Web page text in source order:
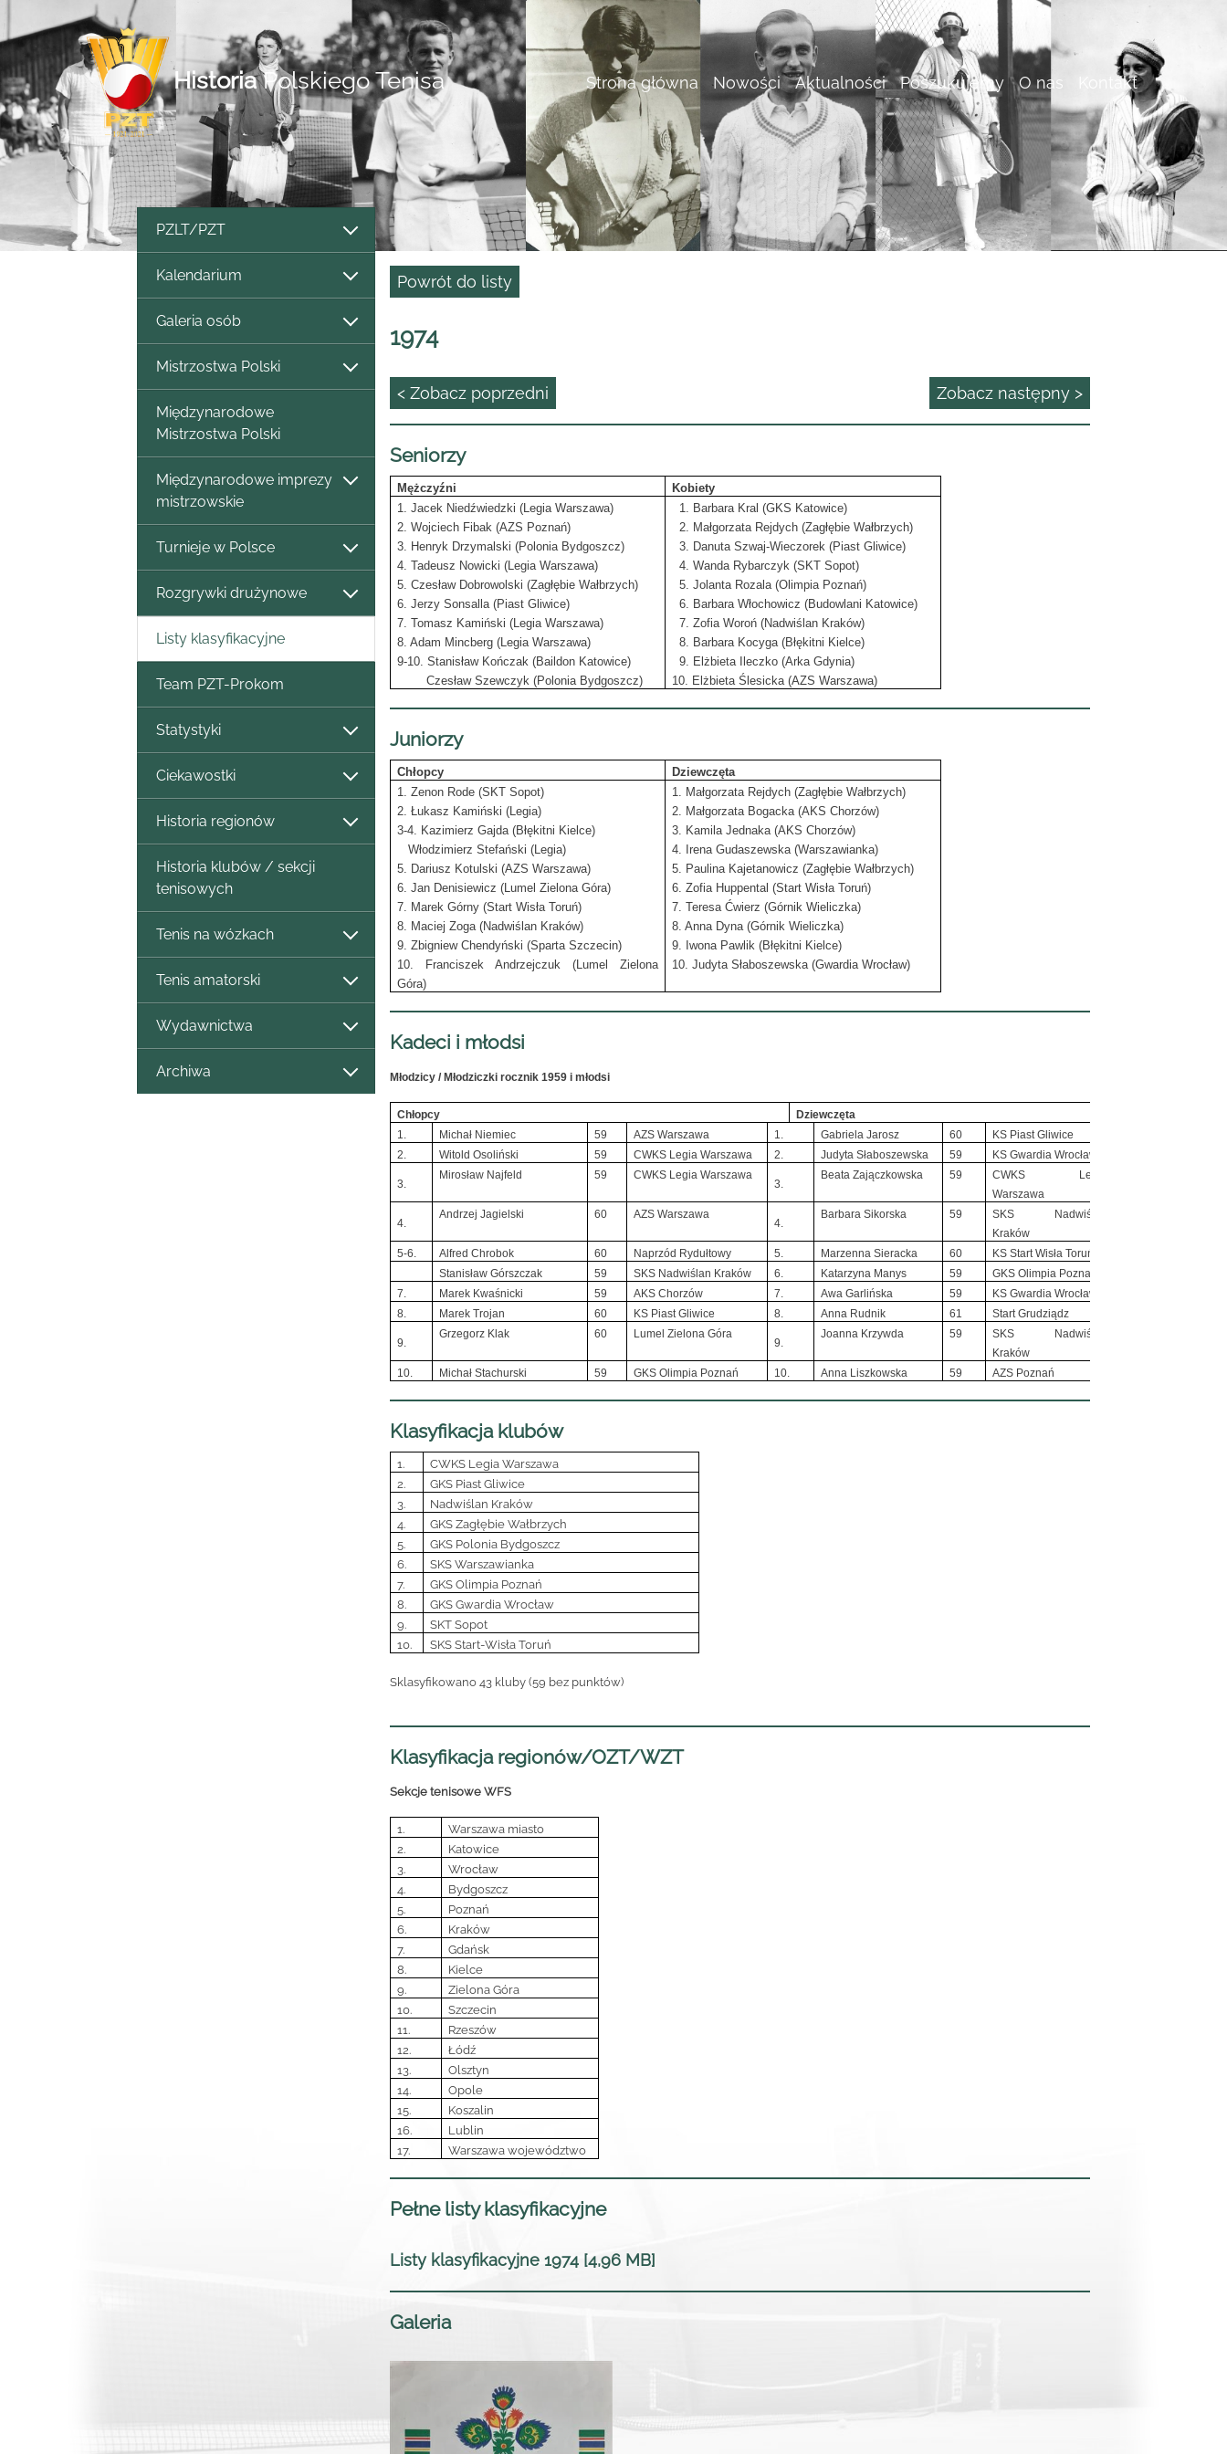
HistoriaPolskiego Tenisa Strona główna Nowości Aktualności Poszukujemy O nas Kontakt
PZLT/PZT
Kalendarium
Galeria osób
Mistrzostwa Polski
Międzynarodowe
Mistrzostwa Polski
Międzynarodowe imprezy
mistrzowskie
Turnieje w Polsce
Rozgrywki drużynowe
Listy klasyfikacyjne
Team PZT-Prokom
Statystyki
Ciekawostki
Historia regionów
Historia klubów / sekcji
tenisowych
Tenis na wózkach
Tenis amatorski
Wydawnictwa
Archiwa
Powrót do listy
1974
< Zobacz poprzedni Zobacz następny >
Seniorzy
Mężczyźni
Kobiety
1. Jacek Niedźwiedzki (Legia Warszawa)
2. Wojciech Fibak (AZS Poznań)
3. Henryk Drzymalski (Polonia Bydgoszcz)
4. Tadeusz Nowicki (Legia Warszawa)
5. Czesław Dobrowolski (Zagłębie Wałbrzych)
6. Jerzy Sonsalla (Piast Gliwice)
7. Tomasz Kamiński (Legia Warszawa)
8. Adam Mincberg (Legia Warszawa)
9-10. Stanisław Kończak (Baildon Katowice)
Czesław Szewczyk (Polonia Bydgoszcz)
1. Barbara Kral (GKS Katowice)
2. Małgorzata Rejdych (Zagłębie Wałbrzych)
3. Danuta Szwaj-Wieczorek (Piast Gliwice)
4. Wanda Rybarczyk (SKT Sopot)
5. Jolanta Rozala (Olimpia Poznań)
6. Barbara Włochowicz (Budowlani Katowice)
7. Zofia Woroń (Nadwiślan Kraków)
8. Barbara Kocyga (Błękitni Kielce)
9. Elżbieta Ileczko (Arka Gdynia)
10. Elżbieta Ślesicka (AZS Warszawa)
Juniorzy
Chłopcy
Dziewczęta
1. Zenon Rode (SKT Sopot)
2. Łukasz Kamiński (Legia)
3-4. Kazimierz Gajda (Błękitni Kielce)
Włodzimierz Stefański (Legia)
5. Dariusz Kotulski (AZS Warszawa)
6. Jan Denisiewicz (Lumel Zielona Góra)
7. Marek Górny (Start Wisła Toruń)
8. Maciej Zoga (Nadwiślan Kraków)
9. Zbigniew Chendyński (Sparta Szczecin)
10. Franciszek Andrzejczuk (Lumel Zielona
Góra)
1. Małgorzata Rejdych (Zagłębie Wałbrzych)
2. Małgorzata Bogacka (AKS Chorzów)
3. Kamila Jednaka (AKS Chorzów)
4. Irena Gudaszewska (Warszawianka)
5. Paulina Kajetanowicz (Zagłębie Wałbrzych)
6. Zofia Huppental (Start Wisła Toruń)
7. Teresa Ćwierz (Górnik Wieliczka)
8. Anna Dyna (Górnik Wieliczka)
9. Iwona Pawlik (Błękitni Kielce)
10. Judyta Słaboszewska (Gwardia Wrocław)
Kadeci i młodsi
Młodzicy / Młodziczki rocznik 1959 i młodsi
Chłopcy
Dziewczęta
1.
Michał Niemiec 59 AZS Warszawa 1. Gabriela Jarosz 60
KS Piast Gliwice
2.
Witold Osoliński 59 CWKS Legia Warszawa 2. Judyta Słaboszewska 59 KS Gwardia Wrocław
3.
Mirosław Najfeld 59 CWKS Legia Warszawa
3.
Beata Zajączkowska 59
CWKS Legia
Warszawa
4.
Andrzej Jagielski 60 AZS Warszawa
4.
Barbara Sikorska 59
SKS Nadwiślan
Kraków
5-6.
Alfred Chrobok 60 Naprzód Rydułtowy 5. Marzenna Sieracka 60
KS Start Wisła Toruń
Stanisław Górszczak
59 SKS Nadwiślan Kraków 6. Katarzyna Manys 59
GKS Olimpia Poznań
7.
Marek Kwaśnicki 59 AKS Chorzów 7. Awa Garlińska 59
KS Gwardia Wrocław
8.
Marek Trojan 60 KS Piast Gliwice 8. Anna Rudnik 61 Start Grudziądz
9.
Grzegorz Klak 60 Lumel Zielona Góra
9.
Joanna Krzywda 59
SKS Nadwiślan
Kraków
10.
Michał Stachurski 59 GKS Olimpia Poznań 10. Anna Liszkowska 59 AZS Poznań
Klasyfikacja klubów
1.
CWKS Legia Warszawa
2.
GKS Piast Gliwice
3.
Nadwiślan Kraków
4.
GKS Zagłębie Wałbrzych
5.
GKS Polonia Bydgoszcz
6.
SKS Warszawianka
7.
GKS Olimpia Poznań
8.
GKS Gwardia Wrocław
9.
SKT Sopot
10.
SKS Start-Wisła Toruń
Sklasyfikowano43 kluby (59 bez punktów)
Klasyfikacja regionów/OZT/WZT
Sekcje tenisowe WFS
1.
Warszawa miasto
2.
Katowice
3.
Wrocław
4.
Bydgoszcz
5.
Poznań
6.
Kraków
7.
Gdańsk
8.
Kielce
9.
Zielona Góra
10.
Szczecin
11.
Rzeszów
12.
Łódź
13.
Olsztyn
14.
Opole
15.
Koszalin
16.
Lublin
17.
Warszawa województwo
Pełne listy klasyfikacyjne
Listy klasyfikacyjne 1974 [4,96 MB]
Galeria